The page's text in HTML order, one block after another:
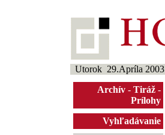
Utorok 29.Apríla 2003
Archív - Tiráž -
Prílohy
Vyhľadávanie